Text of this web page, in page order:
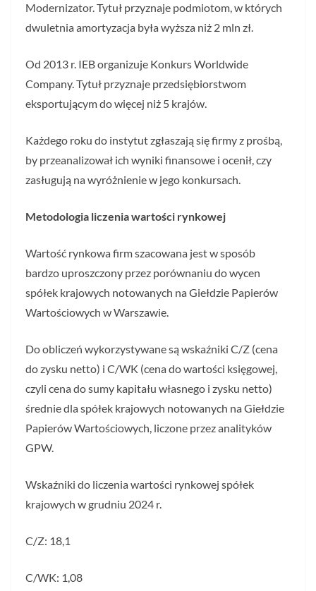
Modernizator. Tytuł przyznaje podmiotom, w których
dwuletnia amortyzacja była wyższa niż 2 mln zł.
Od 2013 r. IEB organizuje Konkurs Worldwide
Company. Tytuł przyznaje przedsiębiorstwom
eksportującym do więcej niż 5 krajów.
Każdego roku do instytut zgłaszają się firmy z prośbą,
by przeanalizował ich wyniki finansowe i ocenił, czy
zasługują na wyróżnienie w jego konkursach.
Metodologia liczenia wartości rynkowej
Wartość rynkowa firm szacowana jest w sposób
bardzo uproszczony przez porównaniu do wycen
spółek krajowych notowanych na Giełdzie Papierów
Wartościowych w Warszawie.
Do obliczeń wykorzystywane są wskaźniki C/Z (cena
do zysku netto) i C/WK (cena do wartości księgowej,
czyli cena do sumy kapitału własnego i zysku netto)
średnie dla spółek krajowych notowanych na Giełdzie
Papierów Wartościowych, liczone przez analityków
GPW.
Wskaźniki do liczenia wartości rynkowej spółek
krajowych w grudniu 2024 r.
C/Z: 18,1
C/WK: 1,08